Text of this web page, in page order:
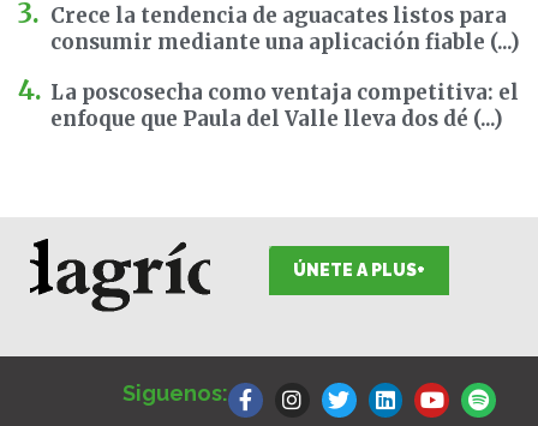
Crece la tendencia de aguacates listos para
consumir mediante una aplicación fiable (...)
La poscosecha como ventaja competitiva: el
enfoque que Paula del Valle lleva dos dé (...)
ÚNETE A PLUS+
Siguenos:
a
c
n
s
w
i
i
n
o
u
p
o